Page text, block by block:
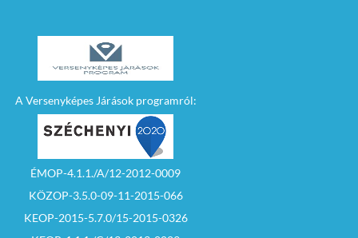
A Versenyképes Járások programról:
ÉMOP-4.1.1./A/12-2012-0009
KÖZOP-3.5.0-09-11-2015-066
KEOP-2015-5.7.0/15-2015-0326